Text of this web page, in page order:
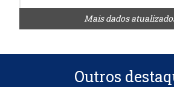
Mais dados
Outros